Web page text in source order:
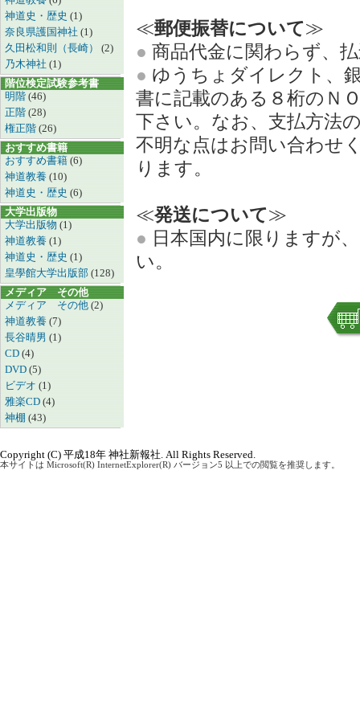
神道史・歴史 (1)
奈良県護国神社 (1)
久田松和則（長崎） (2)
乃木神社 (1)
階位検定試験参考書
明階 (46)
正階 (28)
権正階 (26)
おすすめ書籍
おすすめ書籍 (6)
神道教養 (10)
神道史・歴史 (6)
大学出版物
大学出版物 (1)
神道教養 (1)
神道史・歴史 (1)
皇學館大学出版部 (128)
メディア その他
メディア その他 (2)
神道教養 (7)
長谷晴男 (1)
CD (4)
DVD (5)
ビデオ (1)
雅楽CD (4)
神棚 (43)
≪郵便振替について≫
● 商品代金に関わらず、
● ゆうちょダイレクト、
書に記載のある８桁のＮ
下さい。なお、支払方法
不明な点はお問い合わせ
ります。
≪発送について≫
● 日本国内に限りますが
い。
Copyright (C) 平成18年 神社新報社. All Rights Reserved.
本サイトは Microsoft(R) InternetExplorer(R) バージョン5 以上での閲覧を推奨します。